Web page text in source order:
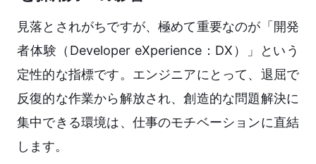
見落とされがちですが、極めて重要なのが「開発
者体験（Developer eXperience：DX）」という
定性的な指標です。エンジニアにとって、退屈で
反復的な作業から解放され、創造的な問題解決に
集中できる環境は、仕事のモチベーションに直結
します。